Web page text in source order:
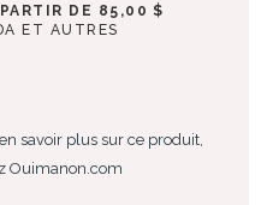
DE 85,00 $
ET AUTRES
savoir plus sur ce produit,
Ouimanon.com